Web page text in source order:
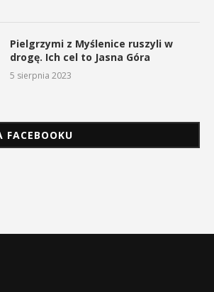
Pielgrzymi z Myślenice ruszyli w
drogę. Ich cel to Jasna Góra
5 sierpnia 2023
FACEBOOKU